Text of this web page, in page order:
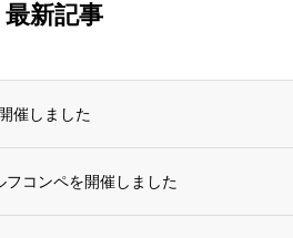
最新記事
催しました
フコンペを開催しました